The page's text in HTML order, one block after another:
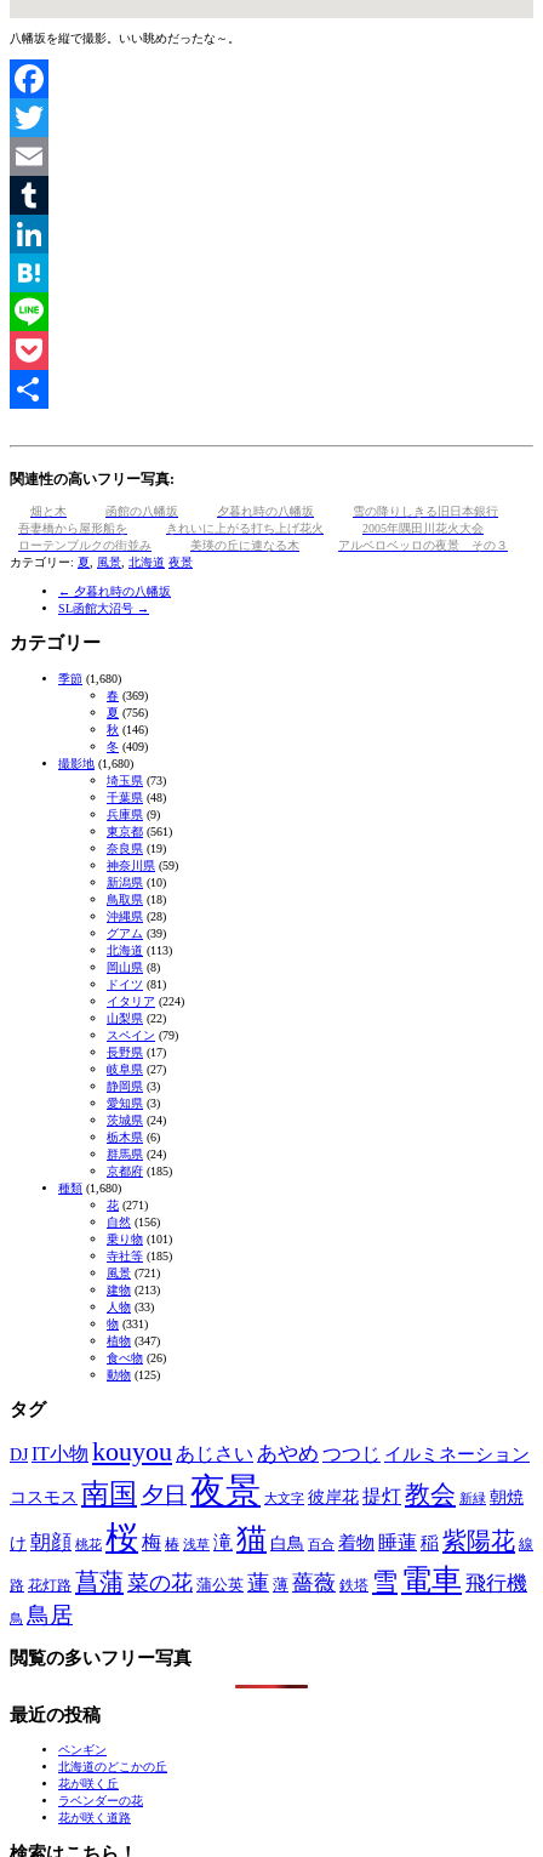
八幡坂を縦で撮影。いい眺めだったな～。
Facebook
Twitter
Email
Tumblr
LinkedIn
Hatena
Line
Pocket
関連性の高いフリー写真:
畑と木 函館の八幡坂 夕暮れ時の八幡坂
雪の降りしきる旧日本銀行
吾妻橋から屋形船を
きれいに上がる打ち上げ花火
2005年隅田川花火大会
ローテンブルクの街並み
美瑛の丘に連なる木
アルベロベッロの夜景 その３
カテゴリー: 夏 風景 北海道 夜景
← 夕暮れ時の八幡坂
SL函館大沼号 →
カテゴリー
季節 (1,680)
春 (369)
夏 (756)
秋 (146)
冬 (409)
撮影地 (1,680)
埼玉県 (73)
千葉県 (48)
兵庫県 (9)
東京都 (561)
奈良県 (19)
神奈川県 (59)
新潟県 (10)
鳥取県 (18)
沖縄県 (28)
グアム (39)
北海道 (113)
岡山県 (8)
ドイツ (81)
イタリア (224)
山梨県 (22)
スペイン (79)
長野県 (17)
岐阜県 (27)
静岡県 (3)
愛知県 (3)
茨城県 (24)
栃木県 (6)
群馬県 (24)
京都府 (185)
種類 (1,680)
花 (271)
自然 (156)
乗り物 (101)
寺社等 (185)
風景 (721)
建物 (213)
人物 (33)
物 (331)
植物 (347)
食べ物 (26)
動物 (125)
タグ
DJIT小物 kouyou あじさい あやめ つつじ イルミネーション
コスモス 南国 夕日 夜景 大文字 彼岸花提灯教会 新緑 朝焼
け 朝顔 桃花 桜 梅 椿 浅草 滝猫 白鳥 百合 着物 睡蓮 稲紫陽花 線
路 花灯路 菖蒲 菜の花 蒲公英 蓮 薄 薔薇 鉄塔 雪 電車 飛行機
鳥 鳥居
閲覧の多いフリー写真
最近の投稿
ペンギン
北海道のどこかの丘
花が咲く丘
ラベンダーの花
花が咲く道路
検索はこちら！